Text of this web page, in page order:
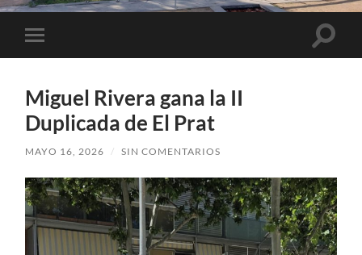
Alternar
el
móvil
Miguel Rivera gana la II
Duplicada de El Prat
MAYO 16, 2026 / SIN COMENTARIOS